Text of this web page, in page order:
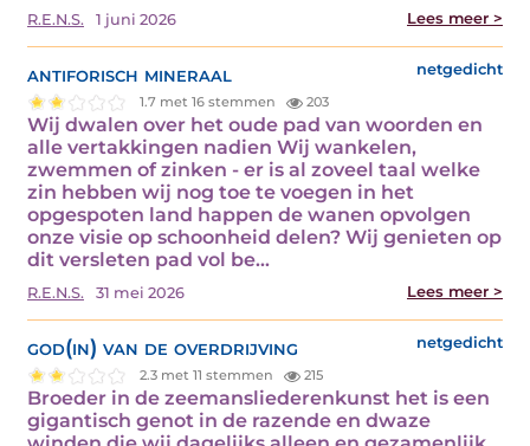
R.E.N.S. 1 juni 2026 Lees meer >
antiforisch mineraal netgedicht
1.7 met 16 stemmen 203
Wij dwalen over het oude pad van woorden en
alle vertakkingen nadien Wij wankelen,
zwemmen of zinken - er is al zoveel taal welke
zin hebben wij nog toe te voegen in het
opgespoten land happen de wanen opvolgen
onze visie op schoonheid delen? Wij genieten op
dit versleten pad vol be...
R.E.N.S. 31 mei 2026 Lees meer >
god(in) van de overdrijving netgedicht
2.3 met 11 stemmen 215
Broeder in de zeemansliederenkunst het is een
gigantisch genot in de razende en dwaze